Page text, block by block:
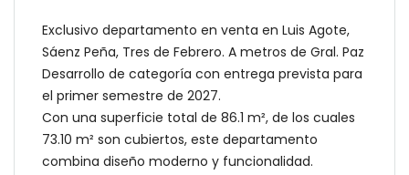
Exclusivo departamento en venta en Luis Agote,
Sáenz Peña, Tres de Febrero. A metros de Gral. Paz
Desarrollo de categoría con entrega prevista para
el primer semestre de 2027.
Con una superficie total de 86.1 m², de los cuales
73.10 m² son cubiertos, este departamento
combina diseño moderno y funcionalidad.